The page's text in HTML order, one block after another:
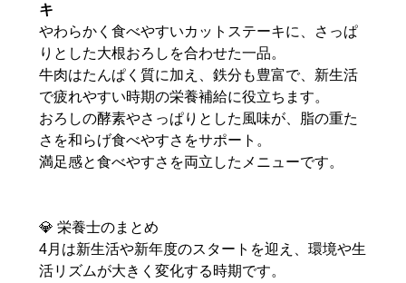
キ
やわらかく食べやすいカットステーキに、さっぱ
りとした大根おろしを合わせた一品。
牛肉はたんぱく質に加え、鉄分も豊富で、新生活
で疲れやすい時期の栄養補給に役立ちます。
おろしの酵素やさっぱりとした風味が、脂の重た
さを和らげ食べやすさをサポート。
満足感と食べやすさを両立したメニューです。
💎 栄養士のまとめ
4月は新生活や新年度のスタートを迎え、環境や生
活リズムが大きく変化する時期です。